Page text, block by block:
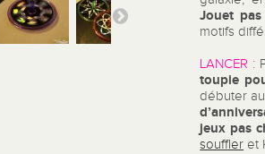
Jouet pas
motifs
LANCER :
toupie
débuter
jeux pas
souffler et